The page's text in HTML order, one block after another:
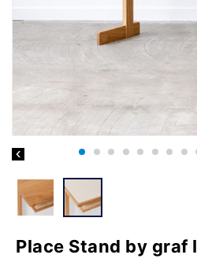
Place Stand by graf